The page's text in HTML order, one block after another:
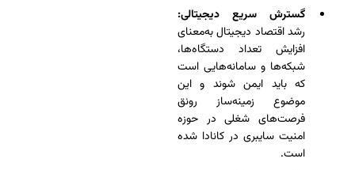
گسترش سریع دیجیتالی:
رشد اقتصاد دیجیتال به‌معنای
افزایش تعداد دستگاه‌ها،
شبکه‌ها و سامانه‌هایی است
که باید ایمن شوند و این
موضوع زمینه‌ساز رونق
فرصت‌های شغلی در حوزه
امنیت سایبری در کانادا شده
است.